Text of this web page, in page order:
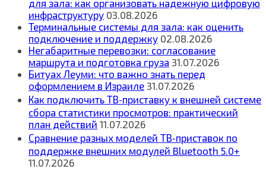
для зала: как организовать надежную цифровую
инфраструктуру 03.08.2026
Терминальные системы для зала: как оценить
подключение и поддержку 02.08.2026
Негабаритные перевозки: согласование
маршрута и подготовка груза 31.07.2026
Битуах Леуми: что важно знать перед
оформлением в Израиле 31.07.2026
Как подключить ТВ‑приставку к внешней системе
сбора статистики просмотров: практический
план действий 11.07.2026
Сравнение разных моделей ТВ‑приставок по
поддержке внешних модулей Bluetooth 5.0+
11.07.2026